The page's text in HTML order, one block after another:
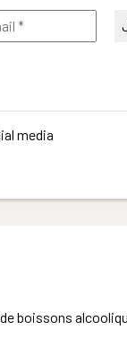
media
boissons